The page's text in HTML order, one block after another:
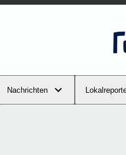
Nachrichten